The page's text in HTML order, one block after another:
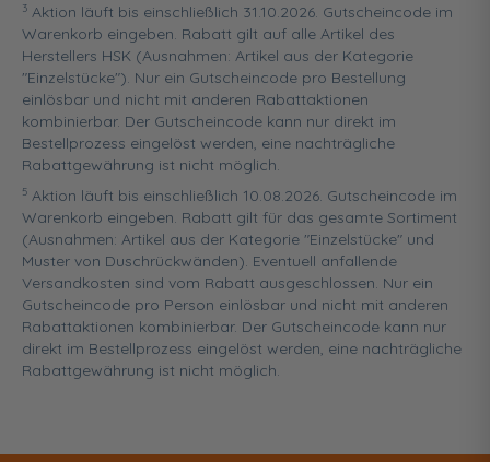
3 Aktion läuft bis einschließlich 31.10.2026. Gutscheincode im
Warenkorb eingeben. Rabatt gilt auf alle Artikel des
Herstellers HSK (Ausnahmen: Artikel aus der Kategorie
"Einzelstücke"). Nur ein Gutscheincode pro Bestellung
einlösbar und nicht mit anderen Rabattaktionen
kombinierbar. Der Gutscheincode kann nur direkt im
Bestellprozess eingelöst werden, eine nachträgliche
Rabattgewährung ist nicht möglich.
5 Aktion läuft bis einschließlich 10.08.2026. Gutscheincode im
Warenkorb eingeben. Rabatt gilt für das gesamte Sortiment
(Ausnahmen: Artikel aus der Kategorie "Einzelstücke" und
Muster von Duschrückwänden). Eventuell anfallende
Versandkosten sind vom Rabatt ausgeschlossen. Nur ein
Gutscheincode pro Person einlösbar und nicht mit anderen
Rabattaktionen kombinierbar. Der Gutscheincode kann nur
direkt im Bestellprozess eingelöst werden, eine nachträgliche
Rabattgewährung ist nicht möglich.